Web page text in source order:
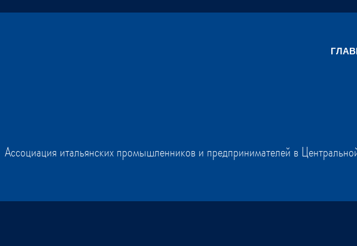
Ассоциация итальянских промышленников и предпринимателей в